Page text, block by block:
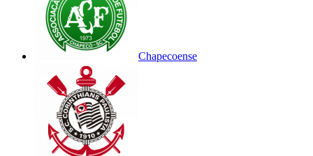
Chapecoense